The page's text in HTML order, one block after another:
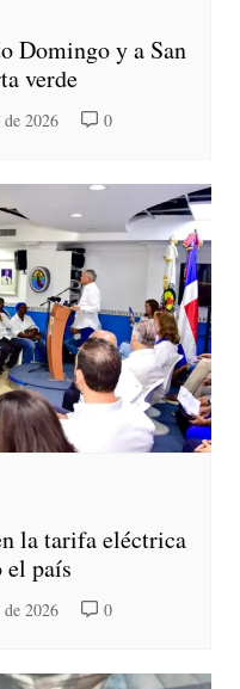
Domingo y a San
verde
de 2026 0
la tarifa eléctrica
el país
de 2026 0